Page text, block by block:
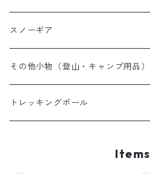
テントその他
キッズザック
３シーズンシュラフ
夏用シュラフ
マット・その他
メンズスノーウェア
レディーススノーウェア
キッズスノーウェア
スノーギア
スノーブーツ
スノーゴーグル
その他小物（登山・キャンプ用品）
帽子
トレッキングポール
Items